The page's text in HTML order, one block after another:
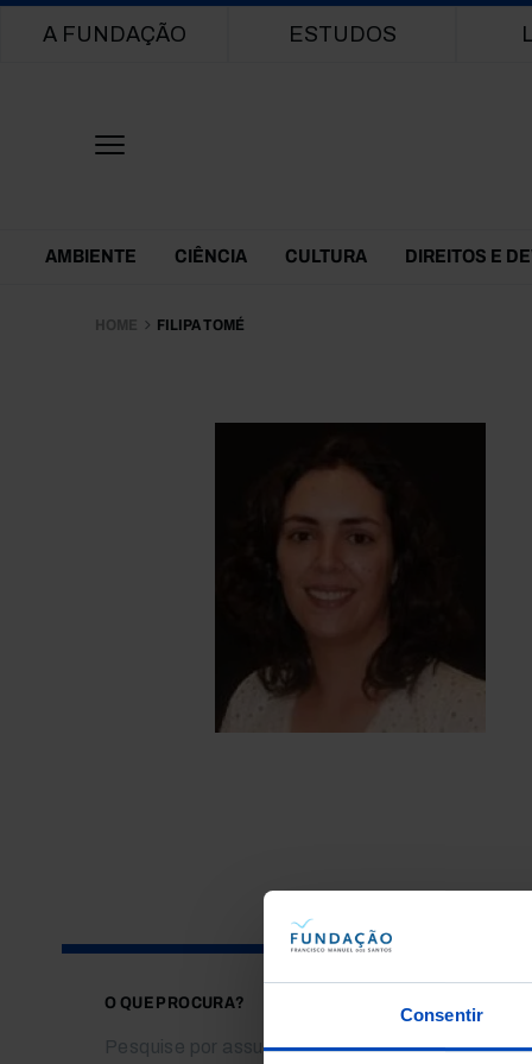
Consentir
Main navigation
A FUNDAÇÃO ESTUDOS
Themes Menu
AMBIENTE CIÊNCIA CULTURA DIREITOS E
HOME FILIPA TOMÉ
O QUE PROCURA?